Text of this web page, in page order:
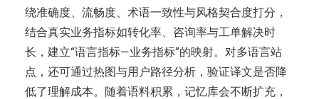
绕准确度、流畅度、术语一致性与风格契合度打分，
结合真实业务指标如转化率、咨询率与工单解决时
长，建立“语言指标—业务指标”的映射。对多语言站
点，还可通过热图与用户路径分析，验证译文是否降
低了理解成本。随着语料积累，记忆库会不断扩充，